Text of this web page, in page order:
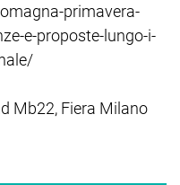
primavera-
e-proposte-lungo-i-
Mb22, Fiera Milano